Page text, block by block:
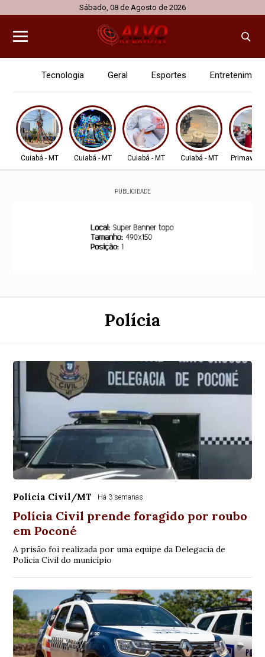
Sábado, 08 de Agosto de 2026
Tecnologia Geral Esportes
Cuiabá - MT Cuiabá - MT Cuiabá - MT Cuiabá - MT
PUBLICIDADE
Polícia
Polícia Civil/MT Há 3 semanas
Polícia Civil prende foragido por roubo
em Poconé
A prisão foi realizada por uma equipe da Delegacia de
Polícia Civil do município